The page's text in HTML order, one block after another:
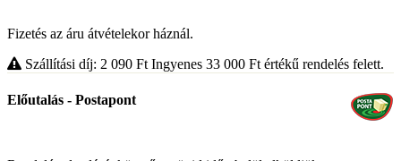
Fizetés az áru átvételekor háznál.
Szállítási díj: 2 090 Ft Ingyenes 33 000 Ft értékű rendelés felett.
Előutalás - Postapont